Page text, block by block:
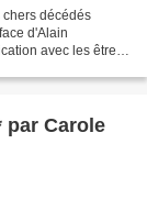
chers décédés
d'Alain
avec les êtres
par Carole